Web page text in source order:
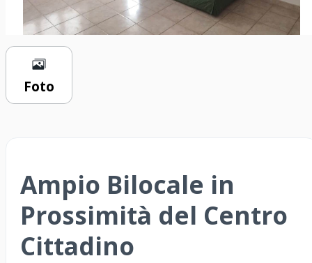
Foto
Ampio Bilocale in
Prossimità del Centro
Cittadino